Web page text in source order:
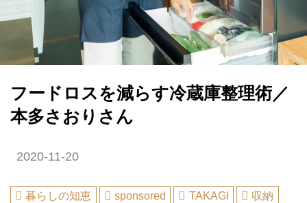
フードロスを減らす冷蔵庫整理術／
本多さおりさん
2020-11-20
暮らしの知恵 sponsored TAKAGI
収納